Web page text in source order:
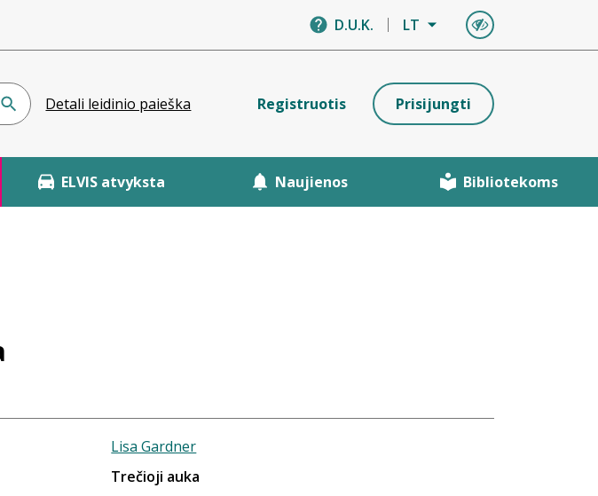
D.U.K. LT
Detali leidinio paieška Registruotis Prisijungti
ELVIS atvyksta Naujienos Bibliotekoms
Lisa Gardner
Trečioji auka